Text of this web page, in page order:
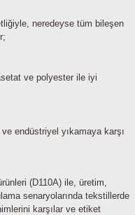
neredeyse tüm bileşen
ve polyester ile iyi
endüstriyel yıkamaya karşı
(D110A) ile, üretim,
senaryolarında tekstillerde
karşılar ve etiket